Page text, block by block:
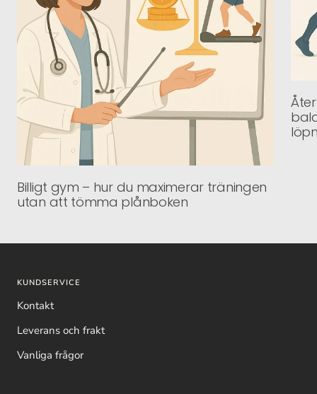
Billigt gym – hur du maximerar träningen
utan att tömma plånboken
KUNDSERVICE
Kontakt
Leverans och frakt
Vanliga frågor